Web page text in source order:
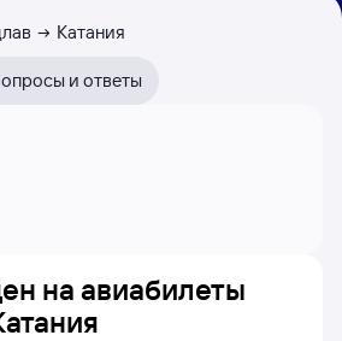
Катания
и ответы
на авиабилеты